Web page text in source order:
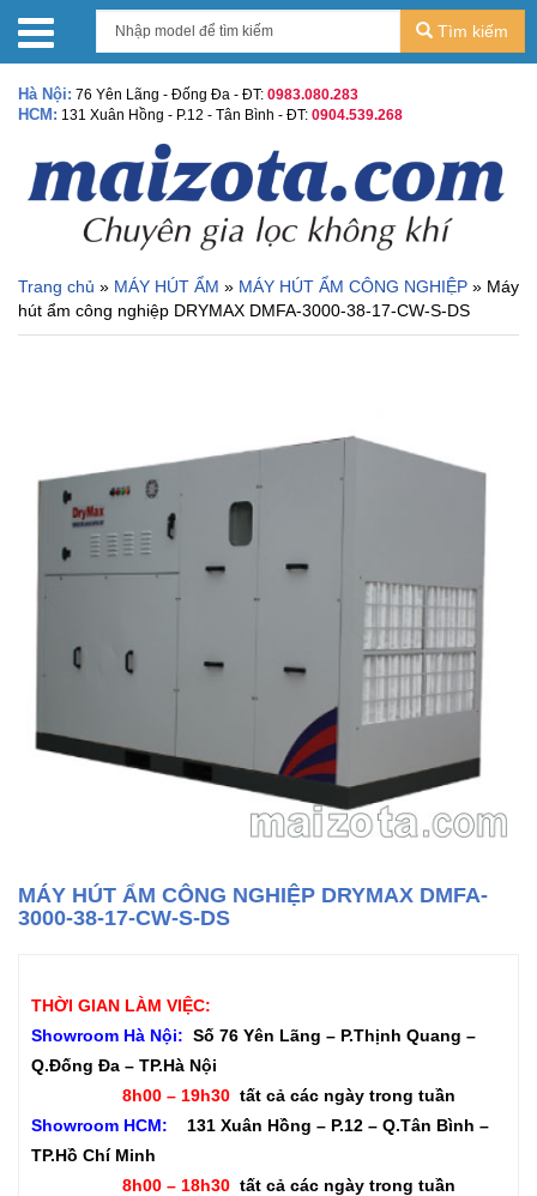
Tìm kiếm
Hà Nội: 76 Yên Lãng - Đống Đa - ĐT: 0983.080.283
HCM: 131 Xuân Hồng - P.12 - Tân Bình - ĐT: 0904.539.268
Trang chủ » MÁY HÚT ẨM » MÁY HÚT ẨM CÔNG NGHIỆP » Máy
hút ẩm công nghiệp DRYMAX DMFA-3000-38-17-CW-S-DS
MÁY HÚT ẨM CÔNG NGHIỆP DRYMAX DMFA-
3000-38-17-CW-S-DS
THỜI GIAN LÀM VIỆC:
Showroom Hà Nội: Số 76 Yên Lãng – P.Thịnh Quang –
Q.Đống Đa – TP.Hà Nội
8h00 – 19h30 tất cả các ngày trong tuần
Showroom HCM:
131 Xuân Hồng – P.12 – Q.Tân Bình –
TP.Hồ Chí Minh
8h00 – 18h30 tất cả các ngày trong tuần